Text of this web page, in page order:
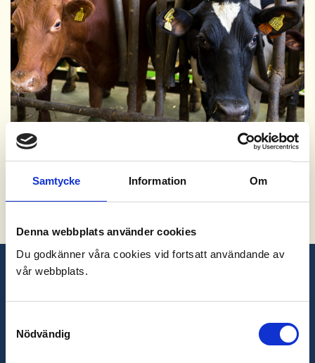
Samtycke Information Om
Denna webbplats använder cookies
Du godkänner våra cookies vid fortsatt användande av
vår webbplats.
Nödvändig
Vår verksamhet präglas av ett förebyggande och